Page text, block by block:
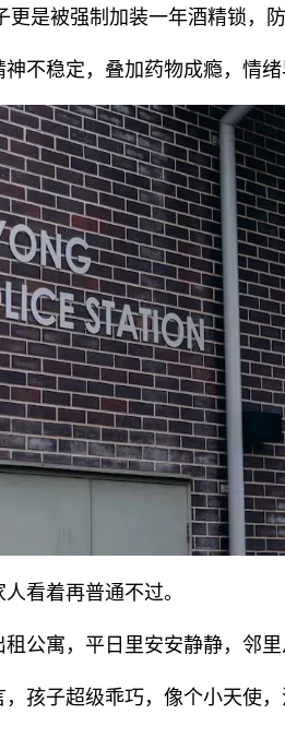
是被强制加装一年酒精锁，防
不稳定，叠加药物成瘾，情绪
看着再普通不过。
公寓，平日里安安静静，邻里
孩子超级乖巧，像个小天使